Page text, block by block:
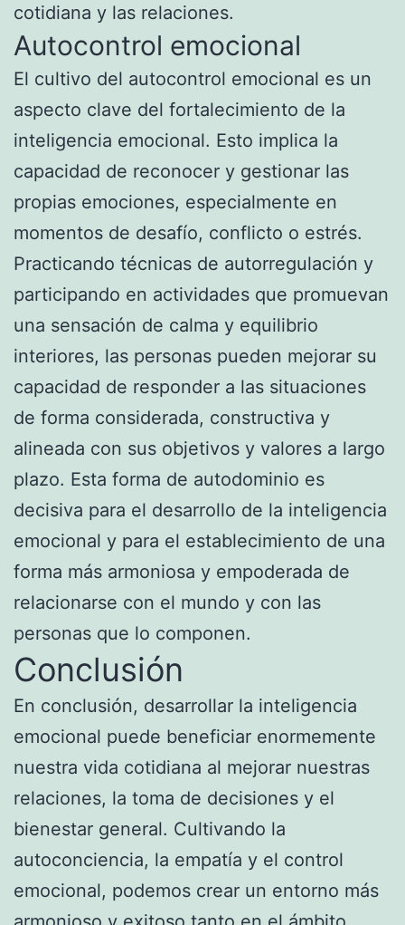
cotidiana y las relaciones.
Autocontrol emocional
El cultivo del autocontrol emocional es un
aspecto clave del fortalecimiento de la
inteligencia emocional. Esto implica la
capacidad de reconocer y gestionar las
propias emociones, especialmente en
momentos de desafío, conflicto o estrés.
Practicando técnicas de autorregulación y
participando en actividades que promuevan
una sensación de calma y equilibrio
interiores, las personas pueden mejorar su
capacidad de responder a las situaciones
de forma considerada, constructiva y
alineada con sus objetivos y valores a largo
plazo. Esta forma de autodominio es
decisiva para el desarrollo de la inteligencia
emocional y para el establecimiento de una
forma más armoniosa y empoderada de
relacionarse con el mundo y con las
personas que lo componen.
Conclusión
En conclusión, desarrollar la inteligencia
emocional puede beneficiar enormemente
nuestra vida cotidiana al mejorar nuestras
relaciones, la toma de decisiones y el
bienestar general. Cultivando la
autoconciencia, la empatía y el control
emocional, podemos crear un entorno más